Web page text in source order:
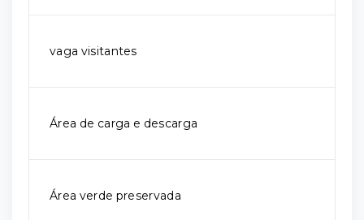
vaga visitantes
Área de carga e descarga
Área verde preservada